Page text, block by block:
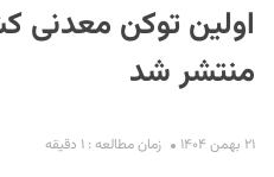
اولین توکن معدنی
منتشر شد
۲۱ بهمن ۱۴۰۴ زمان مطالعه : ۱ دقیقه